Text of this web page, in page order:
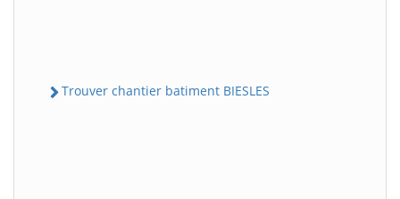
Trouver chantier batiment BIESLES